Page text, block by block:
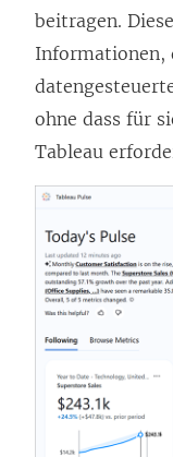
beitragen.
Informationen,
ohne dass für
Tableau